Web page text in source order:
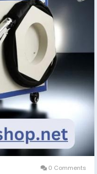
0 Comments